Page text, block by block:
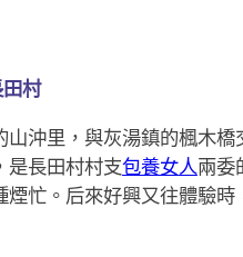
村
沖里，與灰湯鎮的楓木橋
是長田村村支包養女人兩委
忙。后來好興又往體驗